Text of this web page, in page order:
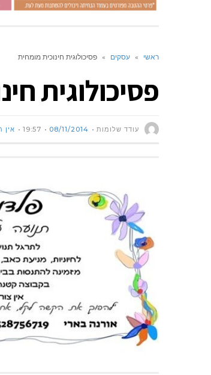
ראשי » עסקים » פסיכולוגית חינוכית מומחית
פסיכולוגית
עודד שלומות 08/11/2014
19:57 אין